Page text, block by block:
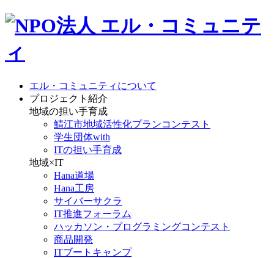
エル・コミュニティについて
プロジェクト紹介
地域の担い手育成
鯖江市地域活性化プランコンテスト
学生団体with
ITの担い手育成
地域×IT
Hana道場
Hana工房
サイバーサクラ
IT推進フォーラム
ハッカソン・プログラミングコンテスト
商品開発
ITブートキャンプ